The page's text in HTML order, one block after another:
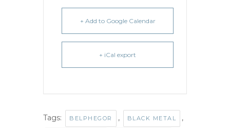
+ Add to Google Calendar
+ iCal export
Tags: BELPHEGOR , BLACK METAL ,